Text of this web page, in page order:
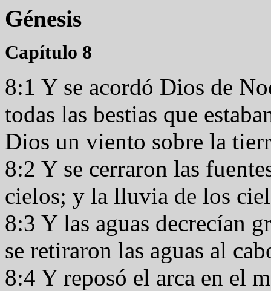
Génesis
Capítulo 8
8:1 Y se acordó Dios de
todas las bestias que
Dios un viento sobre la
8:2 Y se cerraron las
cielos; y la lluvia de los
8:3 Y las aguas decrecían
se retiraron las aguas al
8:4 Y reposó el arca en el